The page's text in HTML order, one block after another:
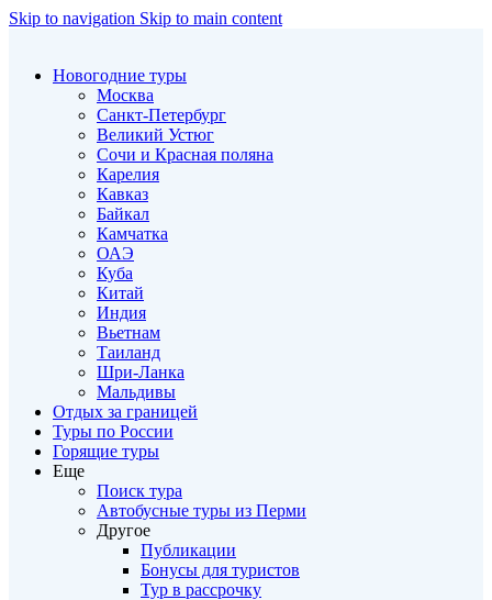
Skip to navigation Skip to main content
Новогодние туры
Москва
Санкт-Петербург
Великий Устюг
Сочи и Красная поляна
Карелия
Кавказ
Байкал
Камчатка
ОАЭ
Куба
Китай
Индия
Вьетнам
Таиланд
Шри-Ланка
Мальдивы
Отдых за границей
Туры по России
Горящие туры
Еще
Поиск тура
Автобусные туры из Перми
Другое
Публикации
Бонусы для туристов
Тур в рассрочку